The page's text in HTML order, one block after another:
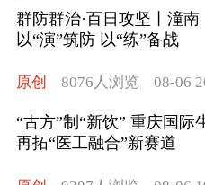
群防群治·百日攻坚丨潼南
以“演”筑防 以“练”备战
原创 8076人浏览 08-06
“古方”制“新饮” 重庆国际
再拓“医工融合”新赛道